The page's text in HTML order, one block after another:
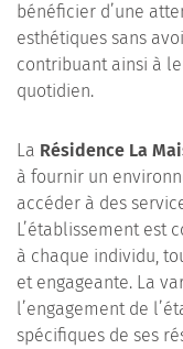
bénéficier d’une
esthétiques sans
contribuant ainsi à
quotidien.
La Résidence La
à fournir un
accéder à des
L’établissement est
à chaque individu,
et engageante. La
l’engagement de
spécifiques de ses